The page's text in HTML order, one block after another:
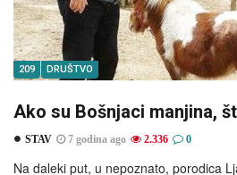
209 DRUŠTVO
Ako su Bošnjaci manjina,
STAV 7 godina ago 2.336 0
Na daleki put, u nepoznato, porodica